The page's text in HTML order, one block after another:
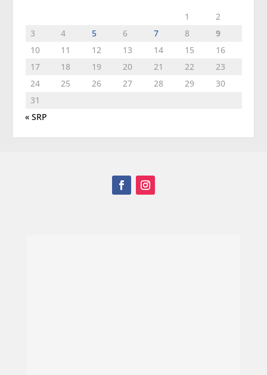
1
2
3
4 5 6 7 8
9
10
11 12 13 14 15
16
17
18 19 20 21 22
23
24
25 26 27 28 29
30
31
« SRP